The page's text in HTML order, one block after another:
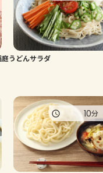
庭うどんサラダ
10分